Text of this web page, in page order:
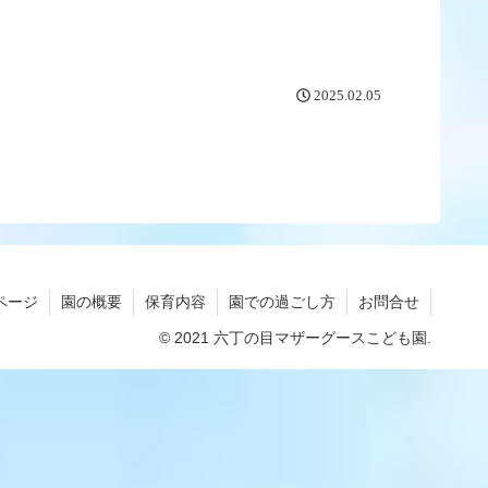
2025.02.05
ージ 園の概要 保育内容 園での過ごし方 お問合せ
© 2021 六丁の目マザーグースこども園.